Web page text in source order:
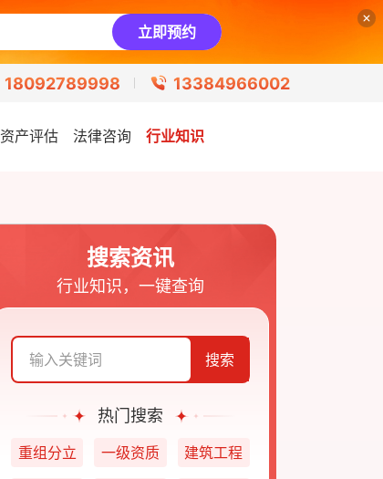
立即预约
18092789998 13384966002
资产评估 法律咨询 行业知识
搜索资讯
行业知识，一键查询
搜索
热门搜索
重组分立 一级资质 建筑工程